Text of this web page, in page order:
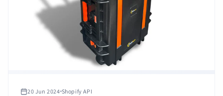
20 Jun 2024 Shopify API